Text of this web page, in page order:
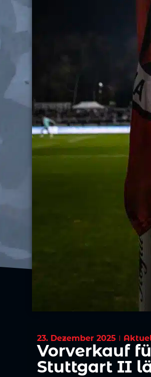
23. Dezember 2025
Vorverkauf
Stuttgart II